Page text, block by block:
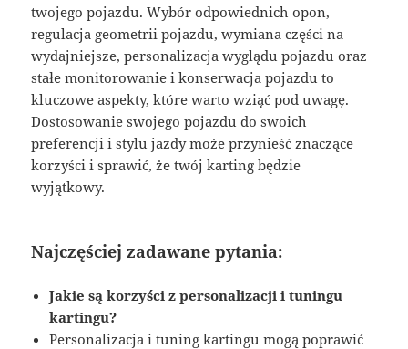
twojego pojazdu. Wybór odpowiednich opon,
regulacja geometrii pojazdu, wymiana części na
wydajniejsze, personalizacja wyglądu pojazdu oraz
stałe monitorowanie i konserwacja pojazdu to
kluczowe aspekty, które warto wziąć pod uwagę.
Dostosowanie swojego pojazdu do swoich
preferencji i stylu jazdy może przynieść znaczące
korzyści i sprawić, że twój karting będzie
wyjątkowy.
Najczęściej zadawane pytania:
Jakie są korzyści z personalizacji i tuningu
kartingu?
Personalizacja i tuning kartingu mogą poprawić